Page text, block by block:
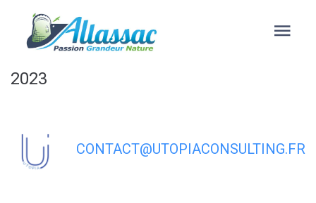
principal
Centre Communal d’Action Sociale :
Délibérations – Mercredi 1er mars
2023
CONTACT@UTOPIACONSULTING.FR